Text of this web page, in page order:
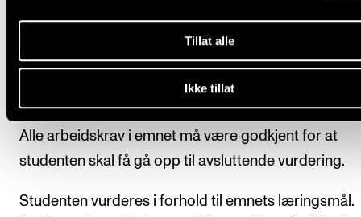
Tillat alle
Ikke tillat
Avsluttende vurdering
Alle arbeidskrav i emnet må være godkjent for at
studenten skal få gå opp til avsluttende vurdering.
Studenten vurderes i forhold til emnets læringsmål.